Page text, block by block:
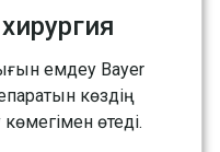
емдеу Bayer
көздің
өтеді.